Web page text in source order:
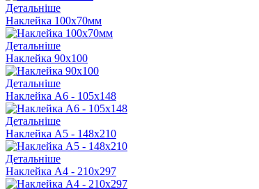
Детальніше
Наклейка 100х70мм
Детальніше
Наклейка 90х100
Детальніше
Наклейка А6 - 105х148
Детальніше
Наклейка А5 - 148х210
Детальніше
Наклейка А4 - 210х297